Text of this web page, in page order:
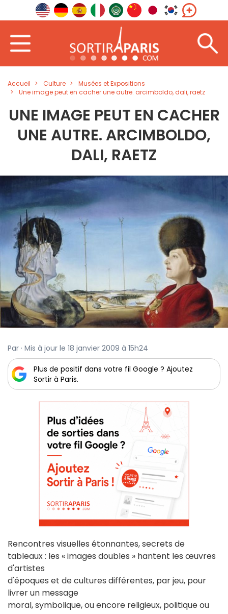
Accueil Culture
Musées et Expositions
Une image peut en cacher une autre. arcimboldo, dali, raetz
UNE IMAGE PEUT EN CACHER
UNE AUTRE. ARCIMBOLDO,
DALI, RAETZ
Par · Mis à jour le 18 janvier 2009 à 15h24
Plus de positif dans votre fil Google ? Ajoutez
Sortir à Paris.
Rencontres visuelles étonnantes, secrets de
tableaux : les « images doubles » hantent les œuvres
d'artistes
d'époques et de cultures différentes, par jeu, pour
livrer un message
moral, symbolique, ou encore religieux, politique ou